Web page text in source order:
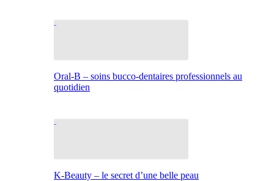
Oral-B – soins bucco-dentaires professionnels au
quotidien
K-Beauty – le secret d’une belle peau